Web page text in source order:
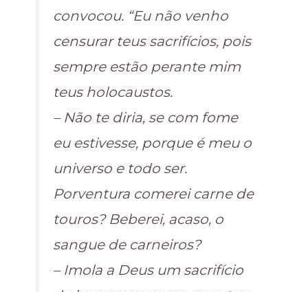
convocou. “Eu não venho
censurar teus sacrifícios, pois
sempre estão perante mim
teus holocaustos.
– Não te diria, se com fome
eu estivesse, porque é meu o
universo e todo ser.
Porventura comerei carne de
touros? Beberei, acaso, o
sangue de carneiros?
– Imola a Deus um sacrifício